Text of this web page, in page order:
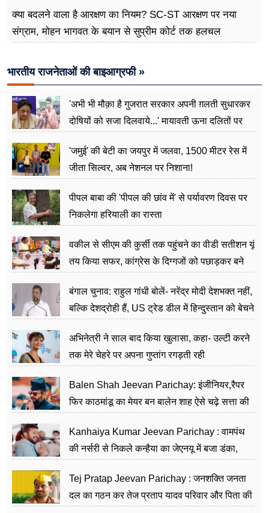
क्या बदलने वाला है आरक्षण का नियम? SC-ST आरक्षण पर नया
संग्राम, मोहन भागवत के बयान से सुप्रीम कोर्ट तक हलचल
भारतीय राजनेताओं की बाइआग्रफी »
'अभी भी मौक़ा है गुजरात सरकार अपनी ग़लती सुधारकर
दोषियों को सजा दिलवाये...' मायावती ऊना दलितों पर
'जमुई' की बेटी का जयपुर में जलवा, 1500 मीटर रेस में
जीता सिल्वर, अब नेशनल पर निशाना!
पीपल बाबा की 'पीपल की छांव में' से पर्यावरण दिवस पर
निकलेगा हरियाली का रास्ता
वकील से सीएम की कुर्सी तक पहुंचने का वीडी सतीशन यूं
तय किया सफर, कांग्रेस के दिग्गजों को पछाड़कर बने
बंगाल चुनाव: राहुल गांधी बोलें- नरेंद्र मोदी देशभक्त नहीं,
बल्कि देशद्रोही हैं, US ट्रेड डील में हिन्दुस्तान को बेचने
अभिनेत्री ने साल बाद किया खुलासा, कहा- उल्टी करने
तक मेरे चेहरे पर अपना गुप्तांग रगड़ती रही
Balen Shah Jeevan Parichay: इंजीनियर,रैपर
फिर काठमांडू का मेयर बन बालेन शाह ऐसे चढ़े सत्ता की
Kanhaiya Kumar Jeevan Parichay : वामपंथ
की नर्सरी से निकले कन्हैया का जेएनयू में बजा डंका,
Tej Pratap Jeevan Parichay : जनशक्ति जनता
दल का गठन कर तेज प्रताप यादव परिवार और पिता की